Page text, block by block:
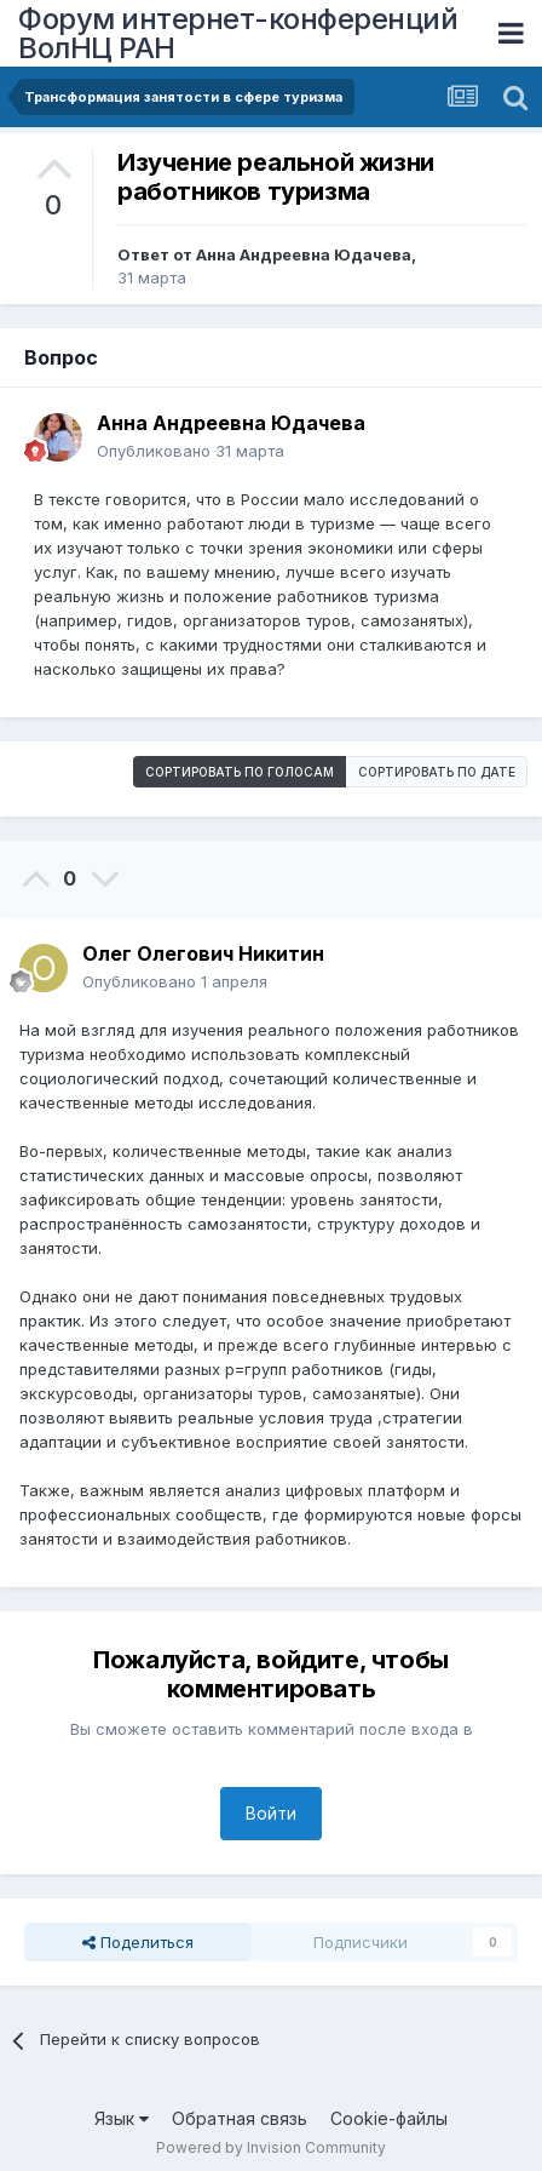
Форум интернет-конференций
ВолНЦ РАН
Трансформация занятости в сфере туризма
0
Изучение реальной жизни
работников туризма
Ответ от Анна Андреевна Юдачева,
31 марта
Вопрос
Анна Андреевна Юдачева
Опубликовано 31 марта
В тексте говорится, что в России мало исследований о
том, как именно работают люди в туризме — чаще всего
их изучают только с точки зрения экономики или сферы
услуг. Как, по вашему мнению, лучше всего изучать
реальную жизнь и положение работников туризма
(например, гидов, организаторов туров, самозанятых),
чтобы понять, с какими трудностями они сталкиваются и
насколько защищены их права?
СОРТИРОВАТЬ ПО ГОЛОСАМ СОРТИРОВАТЬ ПО ДАТЕ
0
Олег Олегович Никитин
Опубликовано 1 апреля
На мой взгляд для изучения реального положения работников
туризма необходимо использовать комплексный
социологический подход, сочетающий количественные и
качественные методы исследования.
Во-первых, количественные методы, такие как анализ
статистических данных и массовые опросы, позволяют
зафиксировать общие тенденции: уровень занятости,
распространённость самозанятости, структуру доходов и
занятости.
Однако они не дают понимания повседневных трудовых
практик. Из этого следует, что особое значение приобретают
качественные методы, и прежде всего глубинные интервью с
представителями разных р=групп работников (гиды,
экскурсоводы, организаторы туров, самозанятые). Они
позволяют выявить реальные условия труда ,стратегии
адаптации и субъективное восприятие своей занятости.
Также, важным является анализ цифровых платформ и
профессиональных сообществ, где формируются новые форсы
занятости и взаимодействия работников.
Пожалуйста, войдите, чтобы
комментировать
Вы сможете оставить комментарий после входа в
Войти
Поделиться Подписчики 0
Перейти к списку вопросов
Язык Обратная связь Cookie-файлы
Powered by Invision Community